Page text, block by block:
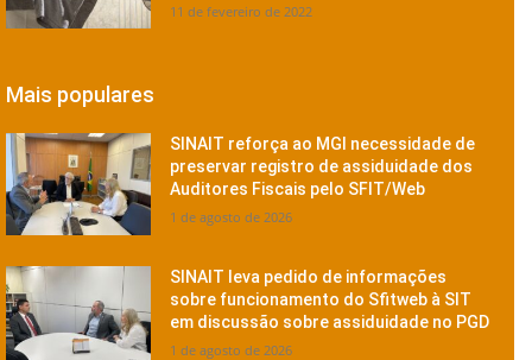
11 de fevereiro de 2022
Mais populares
SINAIT reforça ao MGI necessidade de
preservar registro de assiduidade dos
Auditores Fiscais pelo SFIT/Web
1 de agosto de 2026
SINAIT leva pedido de informações
sobre funcionamento do Sfitweb à SIT
em discussão sobre assiduidade no PGD
1 de agosto de 2026